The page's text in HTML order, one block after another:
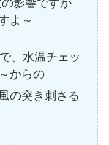
影響ですか
よ～
、水温チェッ
からの
の突き刺さる